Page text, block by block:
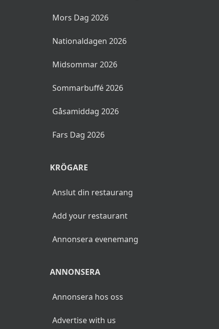
Mors Dag 2026
Nationaldagen 2026
Midsommar 2026
Sommarbuffé 2026
Gåsamiddag 2026
Fars Dag 2026
KRÖGARE
Anslut din restaurang
Add your restaurant
Annonsera evenemang
ANNONSERA
Annonsera hos oss
Advertise with us